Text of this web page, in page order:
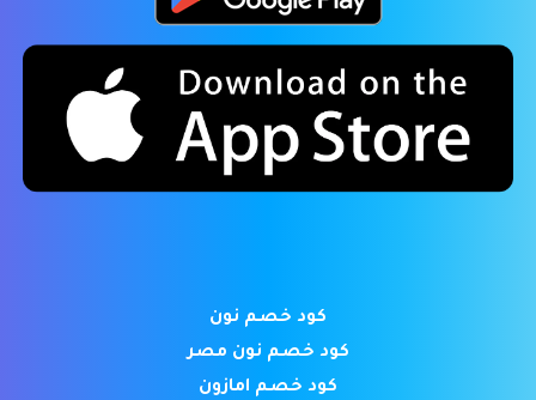
كود خصم نون
كود خصم نون مصر
كود خصم امازون